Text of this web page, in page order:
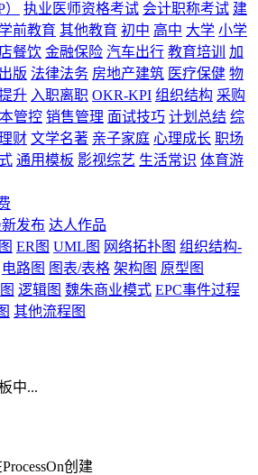
执业医师资格考试 会计职称考试 建
学前教育 其他教育 初中 高中 大学 小学
餐饮 金融保险 汽车出行 教育培训
加
版 法律法务 房地产建筑 医疗保健 物
升 入职离职 OKR-KPI 组织结构 采购
管控 销售管理 面试技巧 计划总结 综
财 文学名著 亲子家庭 心理成长 职场
通用模板 影视综艺 生活常识 体育游
发布 达人作品
ER图 UML图 网络拓扑图 组织结构-
电路图 图表/表格 架构图 原型图
逻辑图 魏朱商业模式 EPC事件过程
其他流程图
中...
创建